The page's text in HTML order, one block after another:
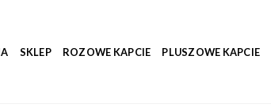
SKLEP ROZOWE KAPCIE PLUSZOWE KAPCIE